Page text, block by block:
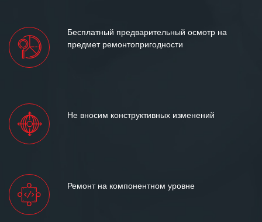
Бесплатный предварительный осмотр на
предмет ремонтопригодности
Не вносим конструктивных изменений
Ремонт на компонентном уровне